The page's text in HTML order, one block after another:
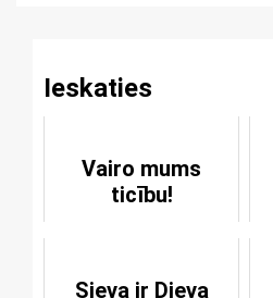
Ieskaties
Vairo mums
ticību!
Sieva ir Dieva